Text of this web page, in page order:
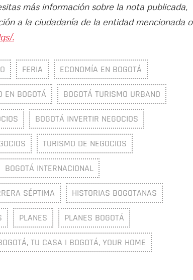
más información sobre la nota publicada,
a la ciudadanía de la entidad mencionada o
.
FERIA ECONOMÍA EN BOGOTÁ
EN BOGOTÁ BOGOTÁ TURISMO URBANO
BOGOTÁ INVERTIR NEGOCIOS
TURISMO DE NEGOCIOS
BOGOTÁ INTERNACIONAL
SÉPTIMA HISTORIAS BOGOTANAS
PLANES PLANES BOGOTÁ
TU CASA | BOGOTÁ, YOUR HOME